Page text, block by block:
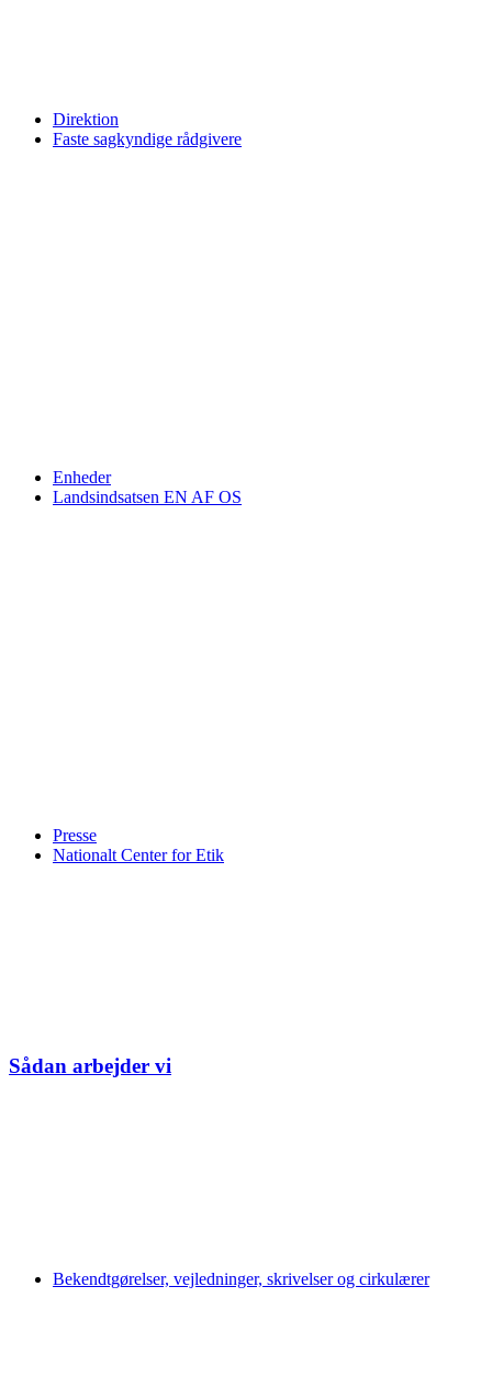
Direktion
Faste sagkyndige rådgivere
Enheder
Landsindsatsen EN AF OS
Presse
Nationalt Center for Etik
Sådan arbejder vi
Bekendtgørelser, vejledninger, skrivelser og cirkulærer